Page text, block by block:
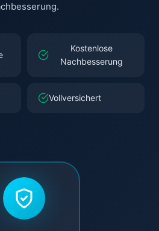
Kostenlose
Nachbesserung
Vollversichert